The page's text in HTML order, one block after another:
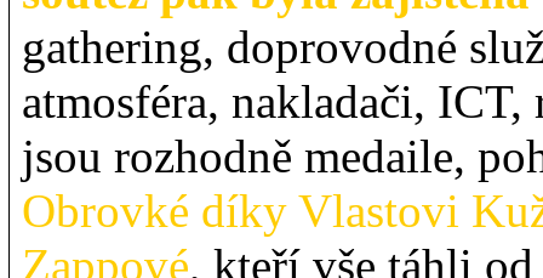
gathering, doprovodné
atmosféra, nakladači,
jsou rozhodně medaile,
Obrovké díky Vlastovi
Zappové, kteří vše táhli